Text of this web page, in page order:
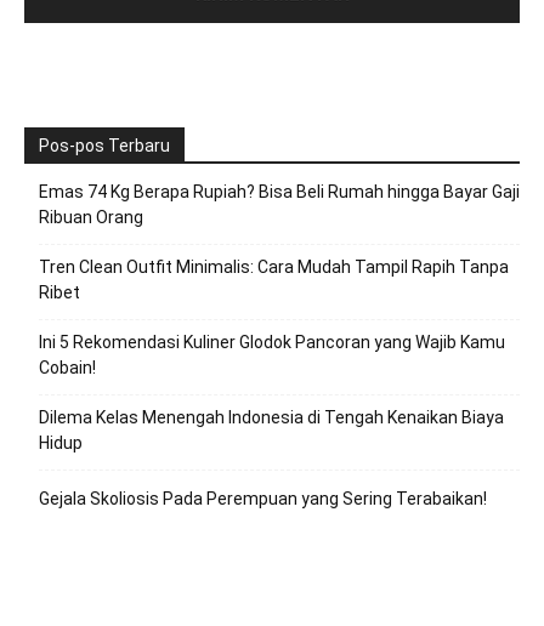
Pos-pos Terbaru
Emas 74 Kg Berapa Rupiah? Bisa Beli Rumah hingga Bayar Gaji
Ribuan Orang
Tren Clean Outfit Minimalis: Cara Mudah Tampil Rapih Tanpa
Ribet
Ini 5 Rekomendasi Kuliner Glodok Pancoran yang Wajib Kamu
Cobain!
Dilema Kelas Menengah Indonesia di Tengah Kenaikan Biaya
Hidup
Gejala Skoliosis Pada Perempuan yang Sering Terabaikan!